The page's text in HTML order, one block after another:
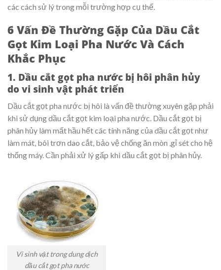
các cách sử lý trong mỗi trường hợp cụ thể.
6 Vấn Đề Thường Gặp Của Dầu Cắt
Gọt Kim Loại Pha Nước Và Cách
Khắc Phục
1. Dầu cắt gọt pha nước bị hôi phân hủy
do vi sinh vật phát triển
Dầu cắt gọt pha nước bị hôi là vấn đề thường xuyên gặp phải
khi sử dụng dầu cắt gọt kim loại pha nước. Dầu cắt gọt bị
phân hủy làm mất hầu hết các tính năng của dầu cắt gọt như
làm mát, bôi trơn dao cắt, bảo vệ chống ăn mòn ,gỉ sét cho hệ
thống máy. Cần phải xử lý gấp khi dầu cắt gọt bị phân hủy.
Vi sinh vật trong dung dịch
dầu cắt gọt pha nước